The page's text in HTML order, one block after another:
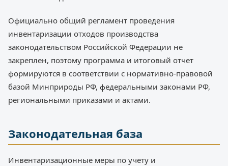
Официально общий регламент проведения
инвентаризации отходов производства
законодательством Российской Федерации не
закреплен, поэтому программа и итоговый отчет
формируются в соответствии с нормативно-правовой
базой Минприроды РФ, федеральными законами РФ,
региональными приказами и актами.
Законодательная база
Инвентаризационные меры по учету и